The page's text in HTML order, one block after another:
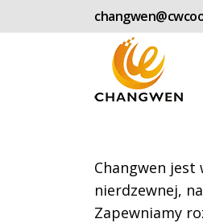
Changwen jest
nierdzewnej,
Zapewniamy